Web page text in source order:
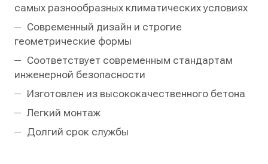
самых разнообразных климатических условиях
Современный дизайн и строгие
геометрические формы
Соответствует современным стандартам
инженерной безопасности
Изготовлен из высококачественного бетона
Легкий монтаж
Долгий срок службы